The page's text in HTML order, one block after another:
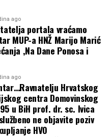
promet u
novi pogon u
Tourbillon od 3,8
će vaša imena biti
povijesti, nije dosta
listove tvornica,
neho sada žele i na
plućima, kada se broj
kada se održavaju brojna
gdje će biti toga dana i s
neka sam odgovori na
ago
portala vraćamo
MUP-a HNŽ Marijo Marić
,Na Dane Ponosa i
ago
Hrvatskog
centra Domovinskog
u BiH prof. dr. sc. Ivica
ne objavite poziv
HVO